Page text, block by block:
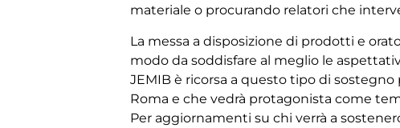
materiale o procurando relatori che
La messa a disposizione di prodotti e
modo da soddisfare al meglio le
JEMIB è ricorsa a questo tipo di sostegno
Roma e che vedrà protagonista come
Per aggiornamenti su chi verrà a